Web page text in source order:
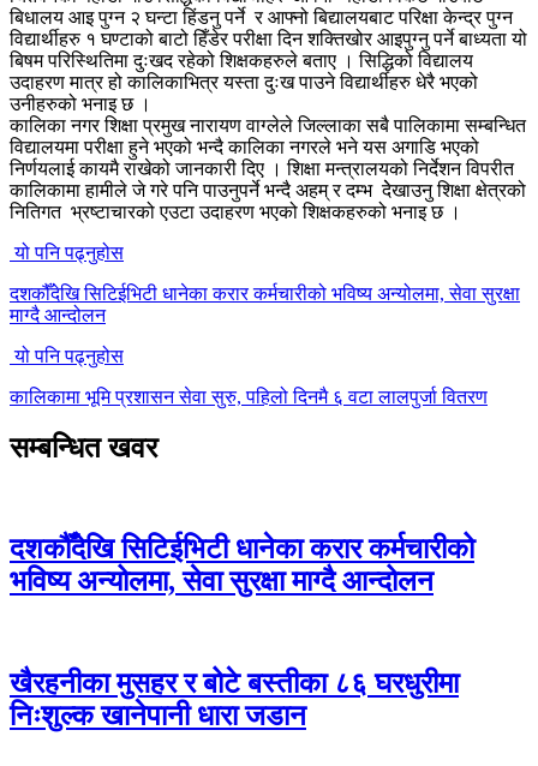
बिधालय आइ पुग्न २ घन्टा हिंडनु पर्ने र आफ्नो बिद्यालयबाट परिक्षा केन्द्र पुग्न
विद्यार्थीहरु १ घण्टाको बाटो हिँडेर परीक्षा दिन शक्तिखोर आइपुग्नु पर्ने बाध्यता यो
बिषम परिस्थितिमा दुःखद रहेको शिक्षकहरुले बताए । सिद्धिको विद्यालय
उदाहरण मात्र हो कालिकाभित्र यस्ता दुःख पाउने विद्यार्थीहरु धेरै भएको
उनीहरुको भनाइ छ ।
कालिका नगर शिक्षा प्रमुख नारायण वाग्लेले जिल्लाका सबै पालिकामा सम्बन्धित
विद्यालयमा परीक्षा हुने भएको भन्दै कालिका नगरले भने यस अगाडि भएको
निर्णयलाई कायमै राखेको जानकारी दिए । शिक्षा मन्त्रालयको निर्देशन विपरीत
कालिकामा हामीले जे गरे पनि पाउनुपर्ने भन्दै अहम् र दम्भ देेखाउनु शिक्षा क्षेत्रको
नितिगत भ्रष्टाचारको एउटा उदाहरण भएको शिक्षकहरुको भनाइ छ ।
यो पनि पढ्नुहोस
दशकौँदेखि सिटिईभिटी धानेका करार कर्मचारीको भविष्य अन्योलमा, सेवा सुरक्षा
माग्दै आन्दोलन
यो पनि पढ्नुहोस
कालिकामा भूमि प्रशासन सेवा सुरु, पहिलो दिनमै ६ वटा लालपुर्जा वितरण
सम्बन्धित खवर
दशकौँदेखि सिटिईभिटी धानेका करार कर्मचारीको
भविष्य अन्योलमा, सेवा सुरक्षा माग्दै आन्दोलन
खैरहनीका मुसहर र बोटे बस्तीका ८६ घरधुरीमा
निःशुल्क खानेपानी धारा जडान